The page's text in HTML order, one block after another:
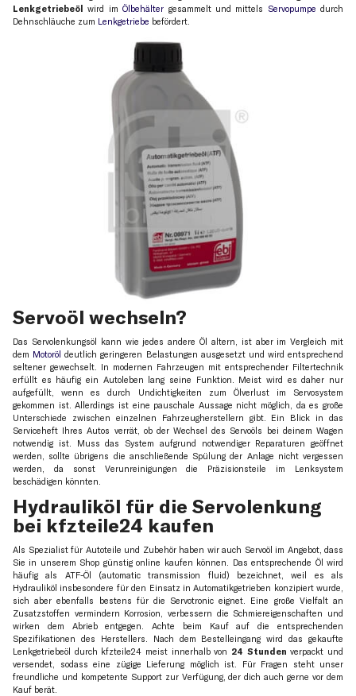
Lenkgetriebeöl
wird imÖlbehälter gesammelt und mittels Servopumpe durch
Dehnschläuche zum Lenkgetriebe befördert.
Servoöl wechseln?
Das Servolenkungsöl kann wie jedes andere Öl altern, ist aber im Vergleich mit
dem Motoröl deutlich geringeren Belastungen ausgesetzt und wird entsprechend
seltener gewechselt. In modernen Fahrzeugen mit entsprechender Filtertechnik
erfüllt es häufig ein Autoleben lang seine Funktion. Meist wird es daher nur
aufgefüllt, wenn es durch Undichtigkeiten zum Ölverlust im Servosystem
gekommen ist. Allerdings ist eine pauschale Aussage nicht möglich, da es große
Unterschiede zwischen einzelnen Fahrzeugherstellern gibt. Ein Blick in das
Serviceheft Ihres Autos verrät, ob der Wechsel des Servoöls bei deinem Wagen
notwendig ist. Muss das System aufgrund notwendiger Reparaturen geöffnet
werden, sollte übrigens die anschließende Spülung der Anlage nicht vergessen
werden, da sonst Verunreinigungen die Präzisionsteile im Lenksystem
beschädigen könnten.
Hydrauliköl für die Servolenkung
bei kfzteile24 kaufen
Als Spezialist für Autoteile und Zubehör haben wir auch Servoöl im Angebot, dass
Sie in unserem Shop günstig online kaufen können. Das entsprechende Öl wird
häufig als ATF-Öl (automatic transmission fluid) bezeichnet, weil es als
Hydrauliköl insbesondere für den Einsatz in Automatikgetrieben konzipiert wurde,
sich aber ebenfalls bestens für die Servotronic eignet. Eine große Vielfalt an
Zusatzstoffen vermindern Korrosion, verbessern die Schmiereigenschaften und
wirken dem Abrieb entgegen. Achte beim Kauf auf die entsprechenden
Spezifikationen des Herstellers. Nach dem Bestelleingang wird das gekaufte
Lenkgetriebeöl durch kfzteile24 meist innerhalb von 24 Stunden verpackt und
versendet, sodass eine zügige Lieferung möglich ist. Für Fragen steht unser
freundliche und kompetente Support zur Verfügung, der dich auch gerne vor dem
Kauf berät.